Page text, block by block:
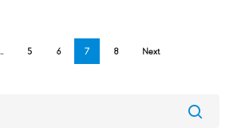
… 5 6 7 8 Next